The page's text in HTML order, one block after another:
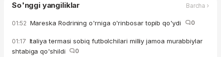
So'nggi yangiliklar Barcha ›
01:52 Mareska Rodrining o'rniga o'rinbosar topib qo'ydi 0
01:17 Italiya termasi sobiq futbolchilari milliy jamoa murabbiylar
shtabiga qo'shildi
0